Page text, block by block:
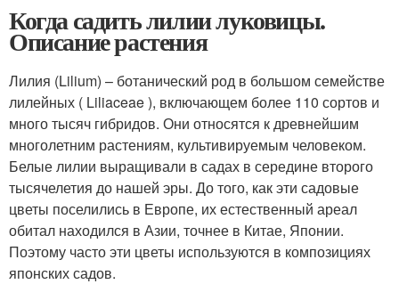
Когда садить лилии луковицы.
Описание растения
Лилия (Lilium) – ботанический род в большом семействе
лилейных ( Liliaceae ), включающем более 110 сортов и
много тысяч гибридов. Они относятся к древнейшим
многолетним растениям, культивируемым человеком.
Белые лилии выращивали в садах в середине второго
тысячелетия до нашей эры. До того, как эти садовые
цветы поселились в Европе, их естественный ареал
обитал находился в Азии, точнее в Китае, Японии.
Поэтому часто эти цветы используются в композициях
японских садов.